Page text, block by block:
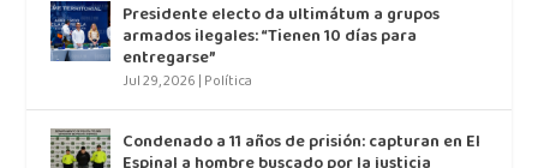
Presidente electo da ultimátum a grupos
armados ilegales: “Tienen 10 días para
entregarse”
Jul 29, 2026 | Política
Condenado a 11 años de prisión: capturan en El